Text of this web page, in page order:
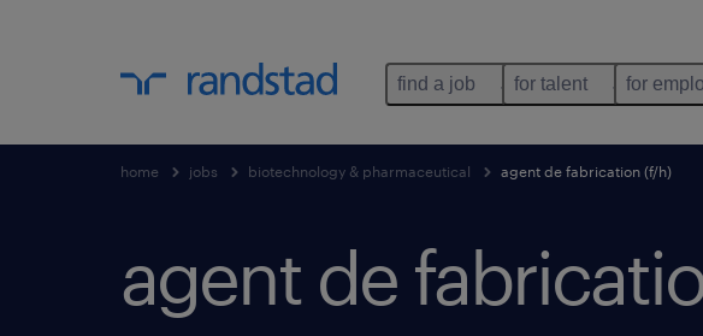
find a job for talent for
home jobs biotechnology & pharmaceutical agent de fabrication (f/h)
agent de